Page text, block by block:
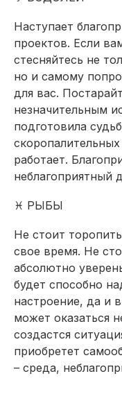
Наступает
проектов. Если
стесняйтесь не
но и самому
для вас.
незначительным
подготовила
работает.
неблагоприятный
♓ РЫБЫ
Не стоит
свое время. Не
абсолютно
будет способно
настроение, да и
может оказаться
создастся
приобретет
– среда,